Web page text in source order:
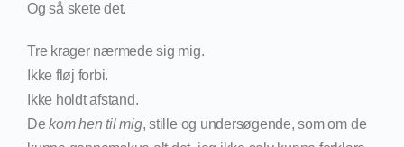
Og så skete det.
Tre krager nærmede sig mig.
Ikke fløj forbi.
Ikke holdt afstand.
Dekom hen til mig, stille og undersøgende, som om de